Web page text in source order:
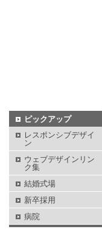
ピックアップ
レスポンシブデザイ
ン
ウェブデザインリン
ク集
結婚式場
新卒採用
病院